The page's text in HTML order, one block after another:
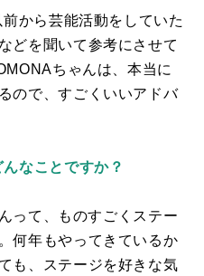
から芸能活動をしていた
どを聞いて参考にさせて
ちゃんは、本当に
ので、すごくいいアドバ
なことですか？
って、ものすごくステー
何年もやってきているか
も、ステージを好きな気